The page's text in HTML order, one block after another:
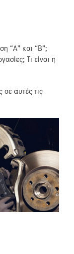
“Α” και “Β”;
Τι είναι η
αυτές τις